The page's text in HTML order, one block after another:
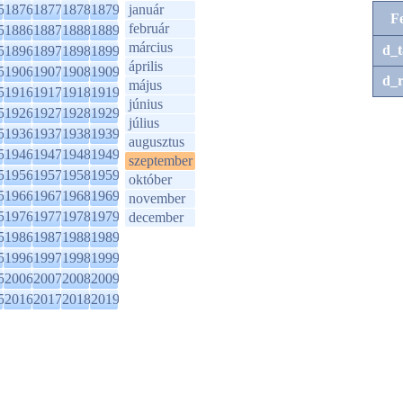
1876187718781879
1886188718881889
1896189718981899
1906190719081909
1916191719181919
1926192719281929
1936193719381939
1946194719481949
1956195719581959
1966196719681969
1976197719781979
1986198719881989
1996199719981999
2006200720082009
2016201720182019
január
február
március
április
május
június
július
augusztus
szeptember
október
november
december